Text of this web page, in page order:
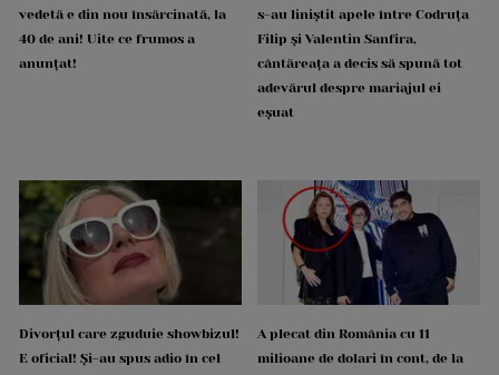
vedetă e din nou însărcinată, la
40 de ani! Uite ce frumos a
anunțat!
s-au liniștit apele între Codruța
Filip și Valentin Sanfira,
cântăreața a decis să spună tot
adevărul despre mariajul ei
eșuat
Divorțul care zguduie showbizul!
E oficial! Și-au spus adio în cel
A plecat din România cu 11
milioane de dolari în cont, de la